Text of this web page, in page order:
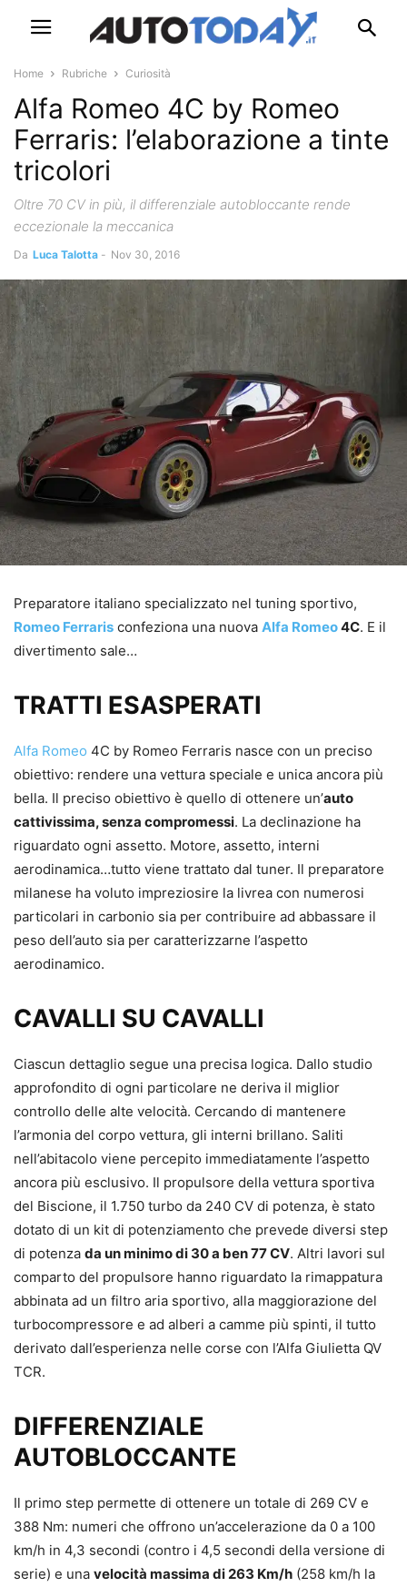
Home Rubriche Curiosità
Alfa Romeo 4C by Romeo
Ferraris: l’elaborazione a tinte
tricolori
Oltre 70 CV in più, il differenziale autobloccante rende
eccezionale la meccanica
Da Luca Talotta - Nov 30, 2016
Preparatore italiano specializzato nel tuning sportivo,
Romeo Ferraris confeziona una nuova Alfa Romeo4C. E il
divertimento sale…
TRATTI ESASPERATI
Alfa Romeo 4C by Romeo Ferraris nasce con un preciso
obiettivo: rendere una vettura speciale e unica ancora più
bella. Il preciso obiettivo è quello di ottenere un’auto
cattivissima, senza compromessi. La declinazione ha
riguardato ogni assetto. Motore, assetto, interni
aerodinamica…tutto viene trattato dal tuner. Il preparatore
milanese ha voluto impreziosire la livrea con numerosi
particolari in carbonio sia per contribuire ad abbassare il
peso dell’auto sia per caratterizzarne l’aspetto
aerodinamico.
CAVALLI SU CAVALLI
Ciascun dettaglio segue una precisa logica. Dallo studio
approfondito di ogni particolare ne deriva il miglior
controllo delle alte velocità. Cercando di mantenere
l’armonia del corpo vettura, gli interni brillano. Saliti
nell’abitacolo viene percepito immediatamente l’aspetto
ancora più esclusivo. Il propulsore della vettura sportiva
del Biscione, il 1.750 turbo da 240 CV di potenza, è stato
dotato di un kit di potenziamento che prevede diversi step
di potenza da un minimo di 30 a ben 77 CV. Altri lavori sul
comparto del propulsore hanno riguardato la rimappatura
abbinata ad un filtro aria sportivo, alla maggiorazione del
turbocompressore e ad alberi a camme più spinti, il tutto
derivato dall’esperienza nelle corse con l’Alfa Giulietta QV
TCR.
DIFFERENZIALE
AUTOBLOCCANTE
Il primo step permette di ottenere un totale di 269 CV e
388 Nm: numeri che offrono un’accelerazione da 0 a 100
km/h in 4,3 secondi (contro i 4,5 secondi della versione di
serie) e una velocità massima di 263 Km/h (258 km/h la